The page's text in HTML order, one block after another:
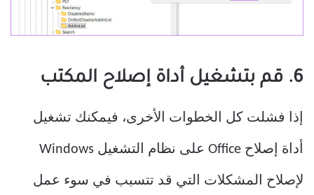
6. قم بتشغيل أداة إصلاح المكتب
إذا فشلت كل الخطوات الأخرى، فيمكنك تشغيل
أداة إصلاح Office على نظام التشغيل Windows
لإصلاح المشكلات التي قد تتسبب في سوء عمل